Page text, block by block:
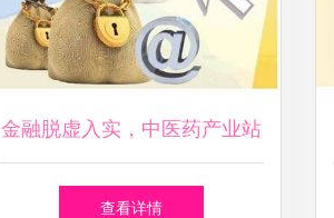
金融脱虚入实，中医药产业站
上时代风口（上篇）——投资
查看详情